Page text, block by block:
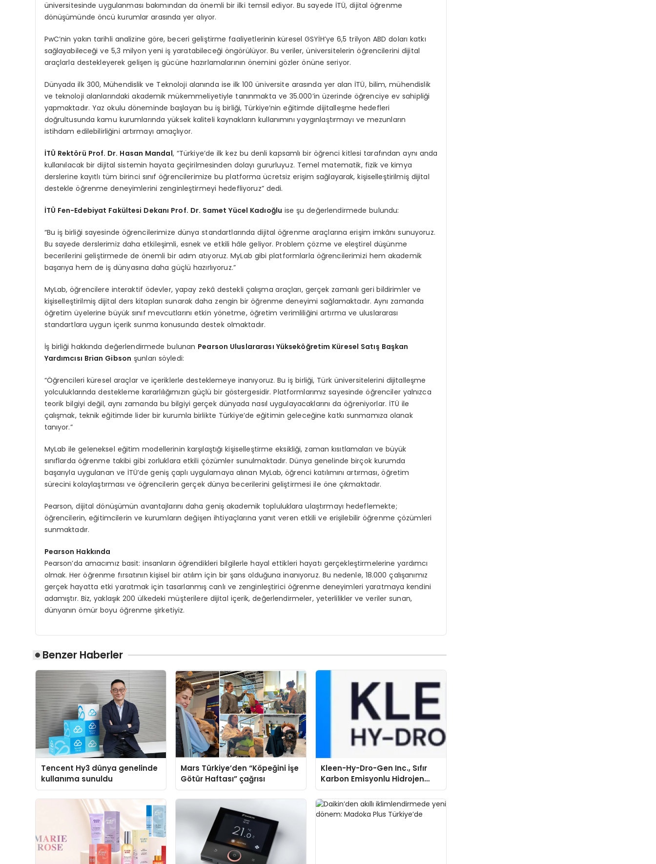
üniversitesinde uygulanması bakımından da önemli bir ilki temsil ediyor. Bu sayede İTÜ, dijital öğrenme
dönüşümünde öncü kurumlar arasında yer alıyor.
PwC’nin yakın tarihli analizine göre, beceri geliştirme faaliyetlerinin küresel GSYİH’ye 6,5 trilyon ABD doları katkı
sağlayabileceği ve 5,3 milyon yeni iş yaratabileceği öngörülüyor. Bu veriler, üniversitelerin öğrencilerini dijital
araçlarla destekleyerek gelişen iş gücüne hazırlamalarının önemini gözler önüne seriyor.
Dünyada ilk 300, Mühendislik ve Teknoloji alanında ise ilk 100 üniversite arasında yer alan İTÜ, bilim, mühendislik
ve teknoloji alanlarındaki akademik mükemmeliyetiyle tanınmakta ve 35.000’in üzerinde öğrenciye ev sahipliği
yapmaktadır. Yaz okulu döneminde başlayan bu iş birliği, Türkiye’nin eğitimde dijitalleşme hedefleri
doğrultusunda kamu kurumlarında yüksek kaliteli kaynakların kullanımını yaygınlaştırmayı ve mezunların
istihdam edilebilirliğini artırmayı amaçlıyor.
İTÜ Rektörü Prof. Dr. Hasan Mandal, “Türkiye’de ilk kez bu denli kapsamlı bir öğrenci kitlesi tarafından aynı anda
kullanılacak bir dijital sistemin hayata geçirilmesinden dolayı gururluyuz. Temel matematik, fizik ve kimya
derslerine kayıtlı tüm birinci sınıf öğrencilerimize bu platforma ücretsiz erişim sağlayarak, kişiselleştirilmiş dijital
destekle öğrenme deneyimlerini zenginleştirmeyi hedefliyoruz” dedi.
İTÜ Fen-Edebiyat Fakültesi Dekanı Prof. Dr. Samet Yücel Kadıoğlu ise şu değerlendirmede bulundu:
“Bu iş birliği sayesinde öğrencilerimize dünya standartlarında dijital öğrenme araçlarına erişim imkânı sunuyoruz.
Bu sayede derslerimiz daha etkileşimli, esnek ve etkili hâle geliyor. Problem çözme ve eleştirel düşünme
becerilerini geliştirmede de önemli bir adım atıyoruz. MyLab gibi platformlarla öğrencilerimizi hem akademik
başarıya hem de iş dünyasına daha güçlü hazırlıyoruz.”
MyLab, öğrencilere interaktif ödevler, yapay zekâ destekli çalışma araçları, gerçek zamanlı geri bildirimler ve
kişiselleştirilmiş dijital ders kitapları sunarak daha zengin bir öğrenme deneyimi sağlamaktadır. Aynı zamanda
öğretim üyelerine büyük sınıf mevcutlarını etkin yönetme, öğretim verimliliğini artırma ve uluslararası
standartlara uygun içerik sunma konusunda destek olmaktadır.
İş birliği hakkında değerlendirmede bulunan Pearson Uluslararası Yükseköğretim Küresel Satış Başkan
Yardımcısı Brian Gibson şunları söyledi:
“Öğrencileri küresel araçlar ve içeriklerle desteklemeye inanıyoruz. Bu iş birliği, Türk üniversitelerini dijitalleşme
yolculuklarında destekleme kararlılığımızın güçlü bir göstergesidir. Platformlarımız sayesinde öğrenciler yalnızca
teorik bilgiyi değil, aynı zamanda bu bilgiyi gerçek dünyada nasıl uygulayacaklarını da öğreniyorlar. İTÜ ile
çalışmak, teknik eğitimde lider bir kurumla birlikte Türkiye’de eğitimin geleceğine katkı sunmamıza olanak
tanıyor.”
MyLab ile geleneksel eğitim modellerinin karşılaştığı kişiselleştirme eksikliği, zaman kısıtlamaları ve büyük
sınıflarda öğrenme takibi gibi zorluklara etkili çözümler sunulmaktadır. Dünya genelinde birçok kurumda
başarıyla uygulanan ve İTÜ’de geniş çaplı uygulamaya alınan MyLab, öğrenci katılımını artırması, öğretim
sürecini kolaylaştırması ve öğrencilerin gerçek dünya becerilerini geliştirmesi ile öne çıkmaktadır.
Pearson, dijital dönüşümün avantajlarını daha geniş akademik topluluklara ulaştırmayı hedeflemekte;
öğrencilerin, eğitimcilerin ve kurumların değişen ihtiyaçlarına yanıt veren etkili ve erişilebilir öğrenme çözümleri
sunmaktadır.
Pearson Hakkında
Pearson’da amacımız basit: insanların öğrendikleri bilgilerle hayal ettikleri hayatı gerçekleştirmelerine yardımcı
olmak. Her öğrenme fırsatının kişisel bir atılım için bir şans olduğuna inanıyoruz. Bu nedenle, 18.000 çalışanımız
gerçek hayatta etki yaratmak için tasarlanmış canlı ve zenginleştirici öğrenme deneyimleri yaratmaya kendini
adamıştır. Biz, yaklaşık 200 ülkedeki müşterilere dijital içerik, değerlendirmeler, yeterlilikler ve veriler sunan,
dünyanın ömür boyu öğrenme şirketiyiz.
Benzer Haberler
Tencent Hy3 dünya genelinde
kullanıma sunuldu
Mars Türkiye’den “Köpeğini İşe
Götür Haftası” çağrısı
Kleen-Hy-Dro-Gen Inc., Sıfır
Karbon Emisyonlu Hidrojen
Isıtma Teknolojisinde ISO ve
TSSA Düzenleyici Onaylarını
Aldı